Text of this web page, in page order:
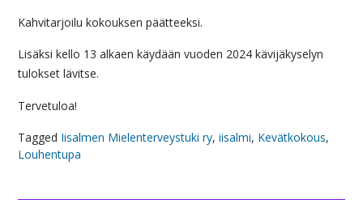
Kahvitarjoilu kokouksen päätteeksi.
Lisäksi kello 13 alkaen käydään vuoden 2024 kävijäkyselyn
tulokset lävitse.
Tervetuloa!
Tagged Iisalmen Mielenterveystuki ry, iisalmi, Kevätkokous,
Louhentupa